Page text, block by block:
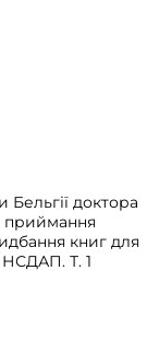
Бельгії доктора
приймання
книг для
НСДАП. Т. 1